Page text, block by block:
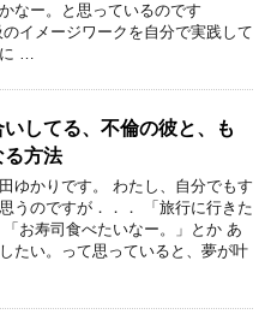
なー。と思っているのです
イメージワークを自分で実践して
に …
いしてる、不倫の彼と、も
る方法
ゆかりです。 わたし、自分でもす
うのですが．．． 「旅行に行きた
お寿司食べたいなー。」とか あ
たい。って思っていると、夢が叶